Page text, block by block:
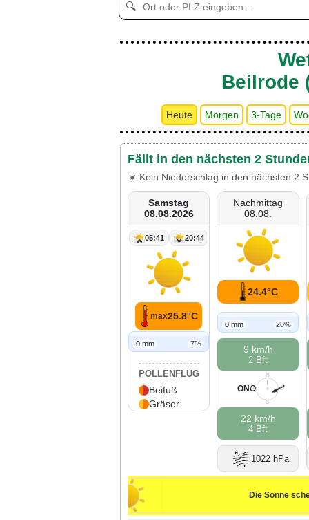
🔍
Beilrode
Heute Morgen 3-Tage
Fällt in den nächsten 2
☀️ Kein Niederschlag in den nächsten 2
Samstag
08.08.2026
05:41 20:44
max25.8°C
0 mm 7%
POLLENFLUG
Beifuß
Gräser
Nachmittag
08.08.
24.4°C
0 mm 28%
9 km/h
2 Bft
N
O
S
W
ONO
22 km/h
4 Bft
1022 hPa
Die Sonne